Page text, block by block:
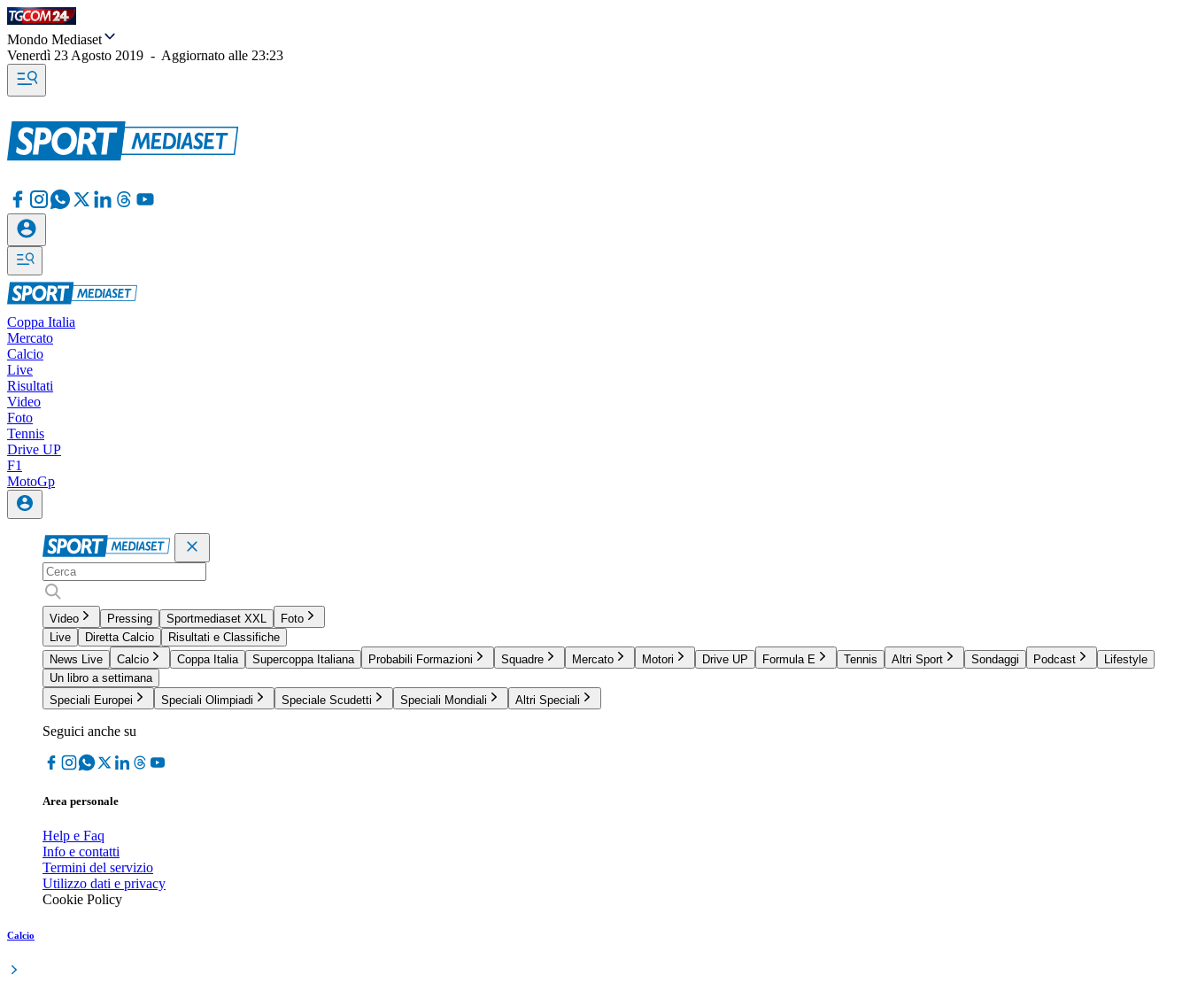
Mondo Mediaset
Venerdì 23 Agosto 2019 - Aggiornato alle 23:23
Coppa Italia
Mercato
Calcio
Live
Risultati
Video
Foto
Tennis
Drive UP
F1
MotoGp
Video Pressing Sportmediaset XXL
Foto
Live
Diretta Calcio
Risultati e Classifiche
News Live
Calcio Coppa Italia Supercoppa Italiana Probabili Formazioni Squadre Mercato Motori Drive UP Formula E Tennis Altri Sport Sondaggi Podcast
Lifestyle
Un libro a settimana
Speciali Europei
Speciali Olimpiadi Speciale Scudetti Speciali Mondiali Altri Speciali
Seguici anche su
Area personale
Help e Faq
Info e contatti
Termini del servizio
Utilizzo dati e privacy
Cookie Policy
Calcio